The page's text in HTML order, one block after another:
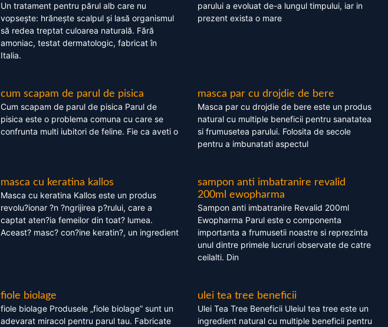
Un tratament pentru părul alb care nu
vopsește: hrănește scalpul și lasă organismul
să redea treptat culoarea naturală. Fără
amoniac, testat dermatologic, fabricat în
Italia.
parului a evoluat de-a lungul timpului, iar in
prezent exista o mare
cum scapam de parul de pisica
Cum scapam de parul de pisica Parul de
pisica este o problema comuna cu care se
confrunta multi iubitori de feline. Fie ca aveti o
masca par cu drojdie de bere
Masca par cu drojdie de bere este un produs
natural cu multiple beneficii pentru sanatatea
si frumusetea parului. Folosita de secole
pentru a imbunatati aspectul
masca cu keratina kallos
Masca cu keratina Kallos este un produs
revolu?ionar ?n ?ngrijirea p?rului, care a
captat aten?ia femeilor din toat? lumea.
Aceast? masc? con?ine keratin?, un ingredient
sampon anti imbatranire revalid
200ml ewopharma
Sampon anti imbatranire Revalid 200ml
Ewopharma Parul este o componenta
importanta a frumusetii noastre si reprezinta
unul dintre primele lucruri observate de catre
ceilalti. Din
fiole biolage
fiole biolage Produsele „fiole biolage” sunt un
adevarat miracol pentru parul tau. Fabricate
ulei tea tree beneficii
Ulei Tea Tree Beneficii Uleiul tea tree este un
ingredient natural cu multiple beneficii pentru